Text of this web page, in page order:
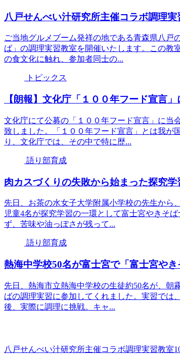
八戸せんべい汁研究所主催コラボ調理
ご当地グルメブーム発祥の地である青森県八戸
ば」の調理実習教室を開催いたします。この教
の食文化に触れ、参加者同士の...
トピックス
【朗報】文化庁「１００年フード宣言
文化庁にて公募の「１００年フード宣言」に当
致しました。「１００年フード宣言」とは我が
り、文化庁では、その中で特に歴...
語り部育成
肉カスづくりの失敗から始まった探究
先日、お茶の水女子大学附属小学校の先生から
児童4名が探究学習の一環として富士宮やきそ
ず、苦味や油っぽさが残って...
語り部育成
熱海中学校50名が富士宮で「富士宮や
先日、熱海市立熱海中学校の生徒約50名が、
ばの調理実習に参加してくれました。実習では
後、実際に調理に挑戦。キャ...
八戸せんべい汁研究所主催コラボ調理実習教室